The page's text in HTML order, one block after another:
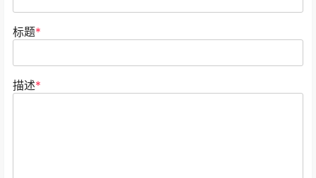
标题*
描述*